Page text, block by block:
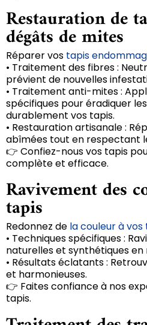
Restauration de
dégâts de mites
Réparer vos tapis
• Traitement des fibres :
prévient de nouvelles
• Traitement anti-mites :
spécifiques pour éradiquer
durablement vos tapis.
• Restauration artisanale :
abîmées tout en respectant
👉 Confiez-nous vos tapis
complète et efficace.
Ravivement des
tapis
Redonnez de la couleur à
• Techniques spécifiques :
naturelles et synthétiques
• Résultats éclatants :
et harmonieuses.
👉 Faites confiance à nos
tapis.